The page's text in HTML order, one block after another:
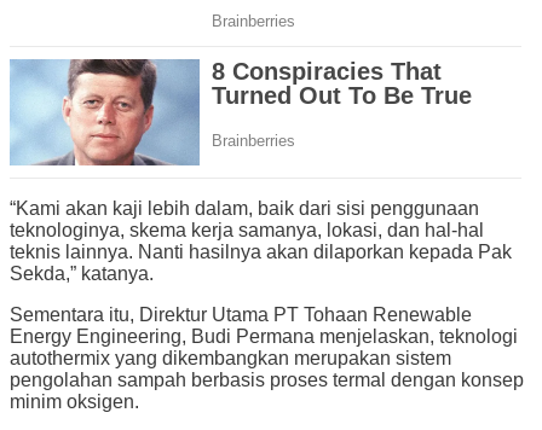
“Kami akan kaji lebih dalam, baik dari sisi penggunaan
teknologinya, skema kerja samanya, lokasi, dan hal-hal
teknis lainnya. Nanti hasilnya akan dilaporkan kepada Pak
Sekda,” katanya.
Sementara itu, Direktur Utama PT Tohaan Renewable
Energy Engineering, Budi Permana menjelaskan, teknologi
autothermix yang dikembangkan merupakan sistem
pengolahan sampah berbasis proses termal dengan konsep
minim oksigen.